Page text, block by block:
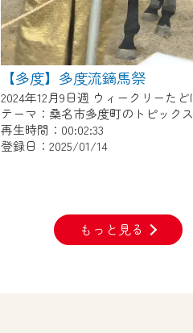
【多度】多度流鏑馬祭
テーマ：桑名市多度町のトピックス
再生時間：00:02:33
登録日：2025/01/14
もっと見る